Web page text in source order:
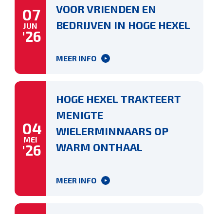
07
JUN
'26
VOOR VRIENDEN EN
BEDRIJVEN IN HOGE HEXEL
MEER INFO
04
MEI
'26
HOGE HEXEL TRAKTEERT
MENIGTE
WIELERMINNAARS OP
WARM ONTHAAL
MEER INFO